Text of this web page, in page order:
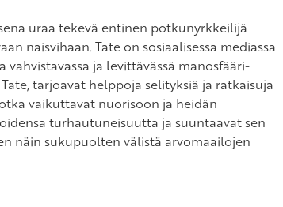
uraa tekevä entinen potkunyrkkeilijä
naisvihaan. Tate on sosiaalisessa mediassa
ja levittävässä manosfääri-
tarjoavat helppoja selityksiä ja ratkaisuja
vaikuttavat nuorisoon ja heidän
turhautuneisuutta ja suuntaavat sen
näin sukupuolten välistä arvomaailojen